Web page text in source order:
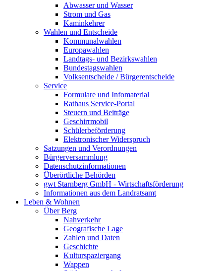
Abwasser und Wasser
Strom und Gas
Kaminkehrer
Wahlen und Entscheide
Kommunalwahlen
Europawahlen
Landtags- und Bezirkswahlen
Bundestagswahlen
Volksentscheide / Bürgerentscheide
Service
Formulare und Infomaterial
Rathaus Service-Portal
Steuern und Beiträge
Geschirrmobil
Schülerbeförderung
Elektronischer Widerspruch
Satzungen und Verordnungen
Bürgerversammlung
Datenschutzinformationen
Überörtliche Behörden
gwt Starnberg GmbH - Wirtschaftsförderung
Informationen aus dem Landratsamt
Leben & Wohnen
Über Berg
Nahverkehr
Geografische Lage
Zahlen und Daten
Geschichte
Kulturspaziergang
Wappen